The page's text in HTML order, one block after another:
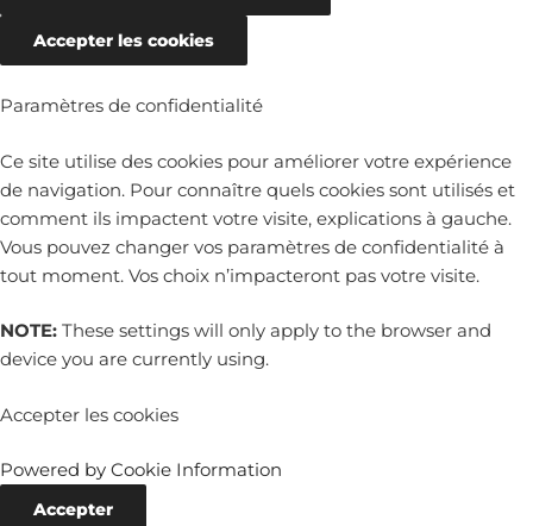
Accepter les cookies
Paramètres de confidentialité
Ce site utilise des cookies pour améliorer votre expérience
de navigation. Pour connaître quels cookies sont utilisés et
comment ils impactent votre visite, explications à gauche.
Vous pouvez changer vos paramètres de confidentialité à
tout moment. Vos choix n’impacteront pas votre visite.
NOTE: These settings will only apply to the browser and
device you are currently using.
Accepter les cookies
Powered by Cookie Information
Accepter